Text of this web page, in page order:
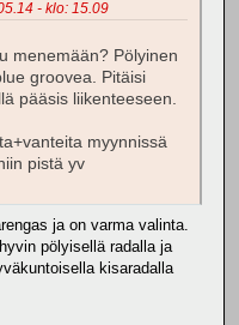
- klo: 15.09
menemään? Pölyinen
groovea. Pitäisi
pääsis liikenteeseen.
myynnissä
pistä yv
ja on varma valinta.
pölyisellä radalla ja
kisaradalla